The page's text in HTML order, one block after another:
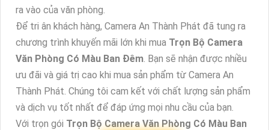
ra vào của văn phòng.
Để tri ân khách hàng, Camera An Thành Phát đã tung ra
chương trình khuyến mãi lớn khi mua Trọn Bộ Camera
Văn Phòng Có Màu Ban Đêm. Bạn sẽ nhận được nhiều
ưu đãi và giá trị cao khi mua sản phẩm từ Camera An
Thành Phát. Chúng tôi cam kết với chất lượng sản phẩm
và dịch vụ tốt nhất để đáp ứng mọi nhu cầu của bạn.
Với trọn gói Trọn Bộ Camera Văn Phòng Có Màu Ban